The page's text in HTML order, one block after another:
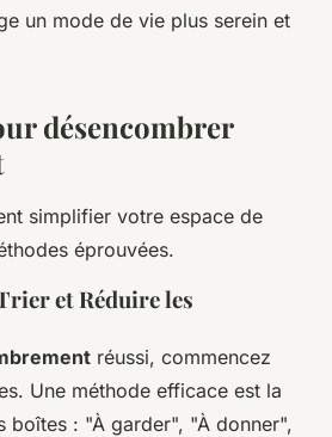
un mode de vie plus serein et
désencombrer
simplifier votre espace de
éprouvées.
et Réduire les
réussi, commencez
Une méthode efficace est la
boîtes : "À garder", "À donner",